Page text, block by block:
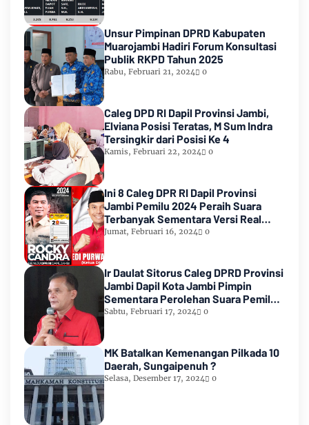
Unsur Pimpinan DPRD Kabupaten
Muarojambi Hadiri Forum Konsultasi
Publik RKPD Tahun 2025
Rabu, Februari 21, 2024 0
Caleg DPD RI Dapil Provinsi Jambi,
Elviana Posisi Teratas, M Sum Indra
Tersingkir dari Posisi Ke 4
Kamis, Februari 22, 2024 0
Ini 8 Caleg DPR RI Dapil Provinsi
Jambi Pemilu 2024 Peraih Suara
Terbanyak Sementara Versi Real
Count KPU RI
Jumat, Februari 16, 2024 0
Ir Daulat Sitorus Caleg DPRD Provinsi
Jambi Dapil Kota Jambi Pimpin
Sementara Perolehan Suara Pemilu
2024
Sabtu, Februari 17, 2024 0
MK Batalkan Kemenangan Pilkada 10
Daerah, Sungaipenuh ?
Selasa, Desember 17, 2024 0